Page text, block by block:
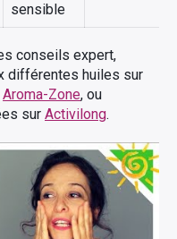
sensible
conseils expert,
différentes huiles sur
Aroma-Zone, ou
sur Activilong.